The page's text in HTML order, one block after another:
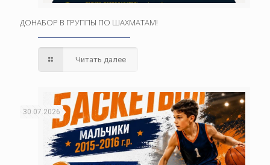
ДОНАБОР В ГРУППЫ ПО ШАХМАТАМ!
Читать далее
30.07.2026